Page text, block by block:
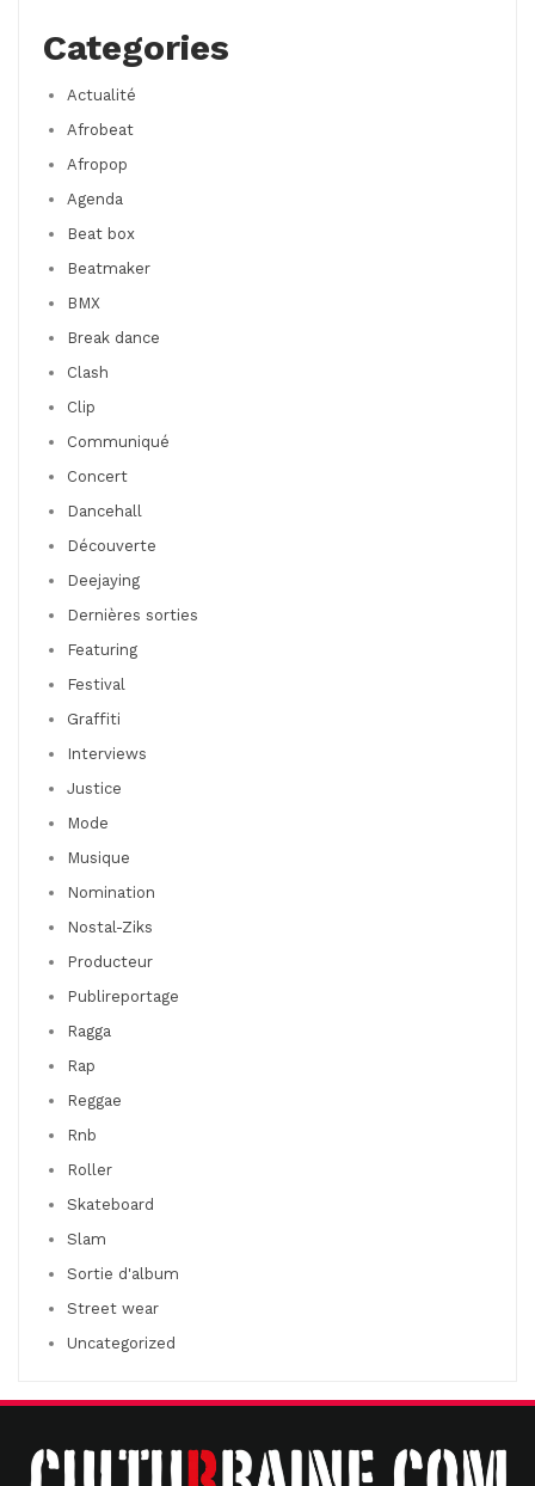
Categories
Actualité
Afrobeat
Afropop
Agenda
Beat box
Beatmaker
BMX
Break dance
Clash
Clip
Communiqué
Concert
Dancehall
Découverte
Deejaying
Dernières sorties
Featuring
Festival
Graffiti
Interviews
Justice
Mode
Musique
Nomination
Nostal-Ziks
Producteur
Publireportage
Ragga
Rap
Reggae
Rnb
Roller
Skateboard
Slam
Sortie d'album
Street wear
Uncategorized